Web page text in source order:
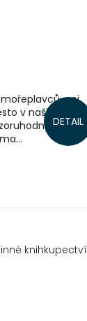
DETAIL
ani
v našich
lidí,
knihkupectví